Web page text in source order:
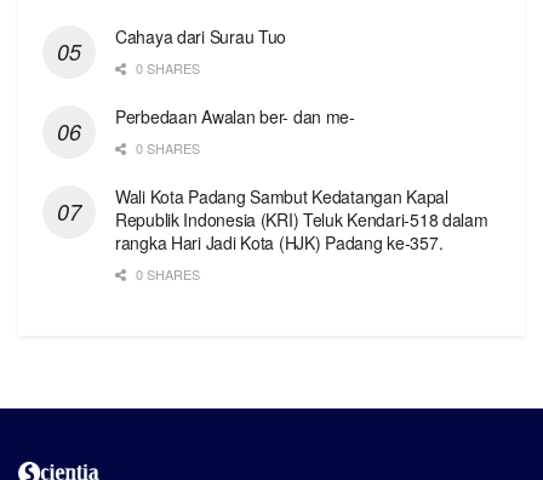
Cahaya dari Surau Tuo
0 SHARES
Perbedaan Awalan ber- dan me-
0 SHARES
Wali Kota Padang Sambut Kedatangan Kapal
Republik Indonesia (KRI) Teluk Kendari-518 dalam
rangka Hari Jadi Kota (HJK) Padang ke-357.
0 SHARES